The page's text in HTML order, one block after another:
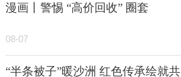
漫画丨警惕 “高价回收” 圈套
08-07
“半条被子”暖沙洲 红色传承绘就共